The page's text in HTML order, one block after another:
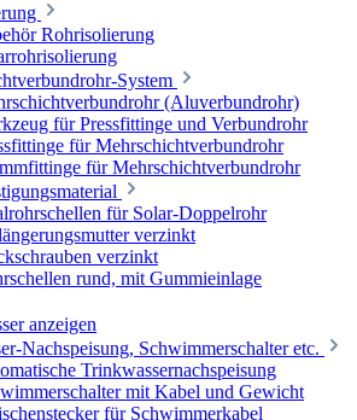
Rohrisolierung
System
(Aluverbundrohr)
für Pressfittinge und Verbundrohr
für Mehrschichtverbundrohr
für Mehrschichtverbundrohr
für Solar-Doppelrohr
verzinkt
verzinkt
rund, mit Gummieinlage
anzeigen
Nachspeisung, Schwimmerschalter etc.
Trinkwassernachspeisung
mit Kabel und Gewicht
für Schwimmerkabel